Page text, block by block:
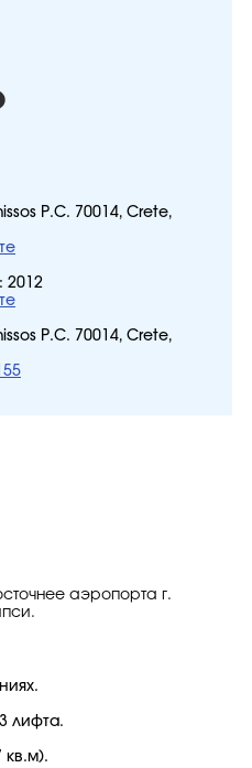
P.C. 70014, Crete,
2012
P.C. 70014, Crete,
аэропорта г.
лифта.
кв.м).